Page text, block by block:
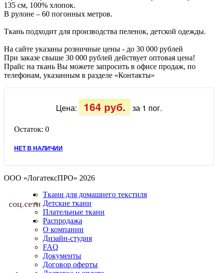
135 см, 100% хлопок.
В рулоне – 60 погонных метров.
Ткань подходит для производства пеленок, детской одежды.
На сайте указаны розничные цены - до 30 000 рублей
При заказе свыше 30 000 рублей действует оптовая цена!
Прайс на ткань Вы можете запросить в офисе продаж, по
телефонам, указанным в разделе «Контакты»
Цена: 164 руб. за 1 пог.
Остаток: 0
НЕТ В НАЛИЧИИ
ООО «ЛогатексПРО» 2026
соц.сети
Ткани для домашнего текстиля
Детские ткани
Плательные ткани
Распродажа
О компании
Дизайн-студия
FAQ
Документы
Договор оферты